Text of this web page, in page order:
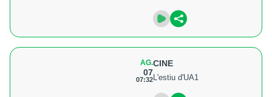
AG.
07
07:32
CINE
L'estiu d'UA1